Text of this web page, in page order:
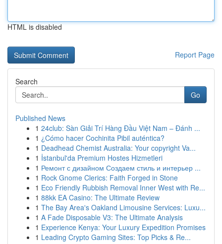
HTML is disabled
Report Page
Search
Go
Published News
1 24club: Sàn Giải Trí Hàng Đầu Việt Nam – Đánh ...
1 ¿Cómo hacer Cochinita Pibil auténtica?
1 Deadhead Chemist Australia: Your copyright Va...
1 İstanbul'da Premium Hostes Hizmetleri
1 Ремонт с дизайном Создаем стиль и интерьер ...
1 Rock Gnome Clerics: Faith Forged in Stone
1 Eco Friendly Rubbish Removal Inner West with Re...
1 88kk EA Casino: The Ultimate Review
1 The Bay Area's Oakland Limousine Services: Luxu...
1 A Fade Disposable V3: The Ultimate Analysis
1 Experience Kenya: Your Luxury Expedition Promises
1 Leading Crypto Gaming Sites: Top Picks & Re...